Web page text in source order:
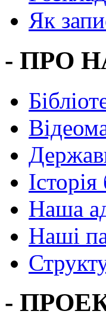
Як
- ПРО
Історія
Наша
Наші
-